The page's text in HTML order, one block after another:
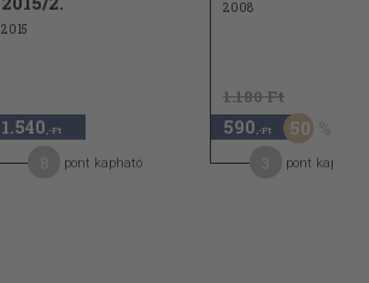
2015
1.540 ,-Ft
pont kapható
2008
1.180 Ft
590 ,-Ft 50
pont kapható